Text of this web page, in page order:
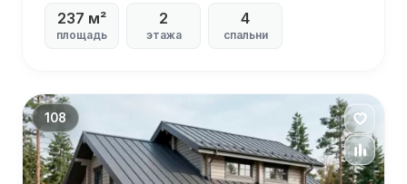
столовой
С
террасой
С
большими
окнами
237 м²
площадь
2
этажа
4
спальни
108